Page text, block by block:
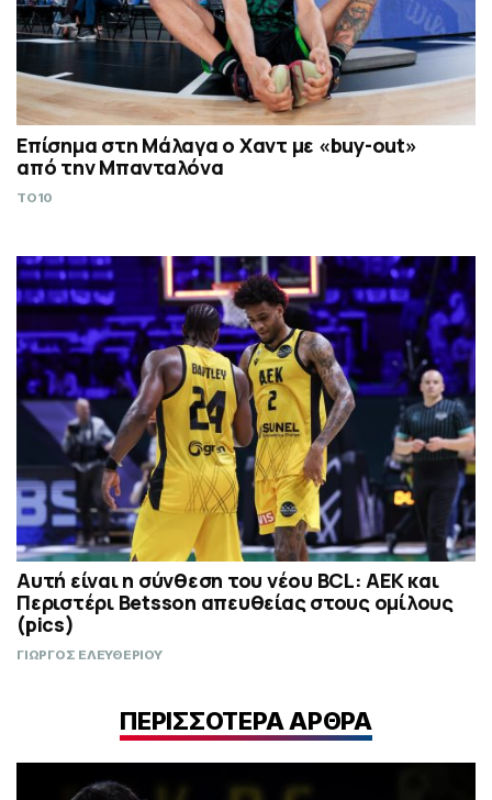
Επίσημα στη Μάλαγα ο Χαντ με «buy-out»
από την Μπανταλόνα
TO10
Αυτή είναι η σύνθεση του νέου BCL: ΑΕΚ και
Περιστέρι Betsson απευθείας στους ομίλους
(pics)
ΓΙΩΡΓΟΣ ΕΛΕΥΘΕΡΙΟΥ
ΠΕΡΙΣΣΟΤΕΡΑ ΑΡΘΡΑ